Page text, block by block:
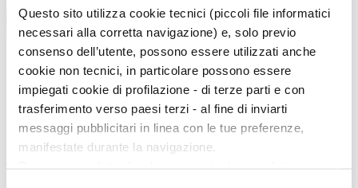
Questo sito utilizza cookie tecnici (piccoli file informatici
necessari alla corretta navigazione) e, solo previo
consenso dell’utente, possono essere utilizzati anche
cookie non tecnici, in particolare possono essere
impiegati cookie di profilazione - di terze parti e con
trasferimento verso paesi terzi - al fine di inviarti
messaggi pubblicitari in linea con le tue preferenze,
manifestate durante la navigazione.
Cerca
La vita e le opere dei grandi artisti dal Duecento al Novecento.
Art History è la sezione di Artedossier.it dedicata ai grandi artisti del passato
e ai loro capolavori.
Una straordinaria occasione per incontrare i grandi maestri d'arte, conoscere
la loro vita, gli eventi e gli incontri che hanno segnato la loro esistenza.